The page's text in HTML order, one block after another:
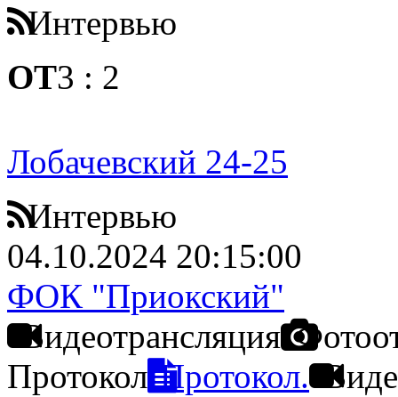
Интервью
ОТ3 : 2
Лобачевский 24-25
Интервью
04.10.2024 20:15:00
ФОК "Приокский"
Видеотрансляция
Протокол Протокол.